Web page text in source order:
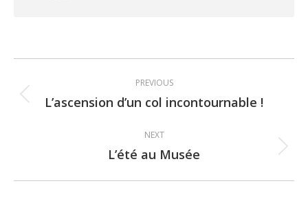
navigation
PREVIOUS
Previous
L’ascension d’un col incontournable !
NEXT
Next
L’été au Musée